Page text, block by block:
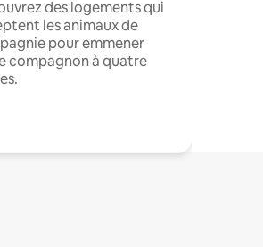
des logements qui
les animaux de
pour emmener
compagnon à quatre